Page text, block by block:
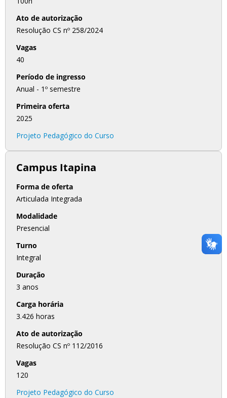
Ato de autorização
Resolução CS nº 258/2024
Vagas
40
Período de ingresso
Anual - 1º semestre
Primeira oferta
2025
Projeto Pedagógico do Curso
Campus Itapina
Forma de oferta
Articulada Integrada
Modalidade
Presencial
Turno
Integral
Duração
3 anos
Carga horária
3.426 horas
Ato de autorização
Resolução CS nº 112/2016
Vagas
120
Projeto Pedagógico do Curso